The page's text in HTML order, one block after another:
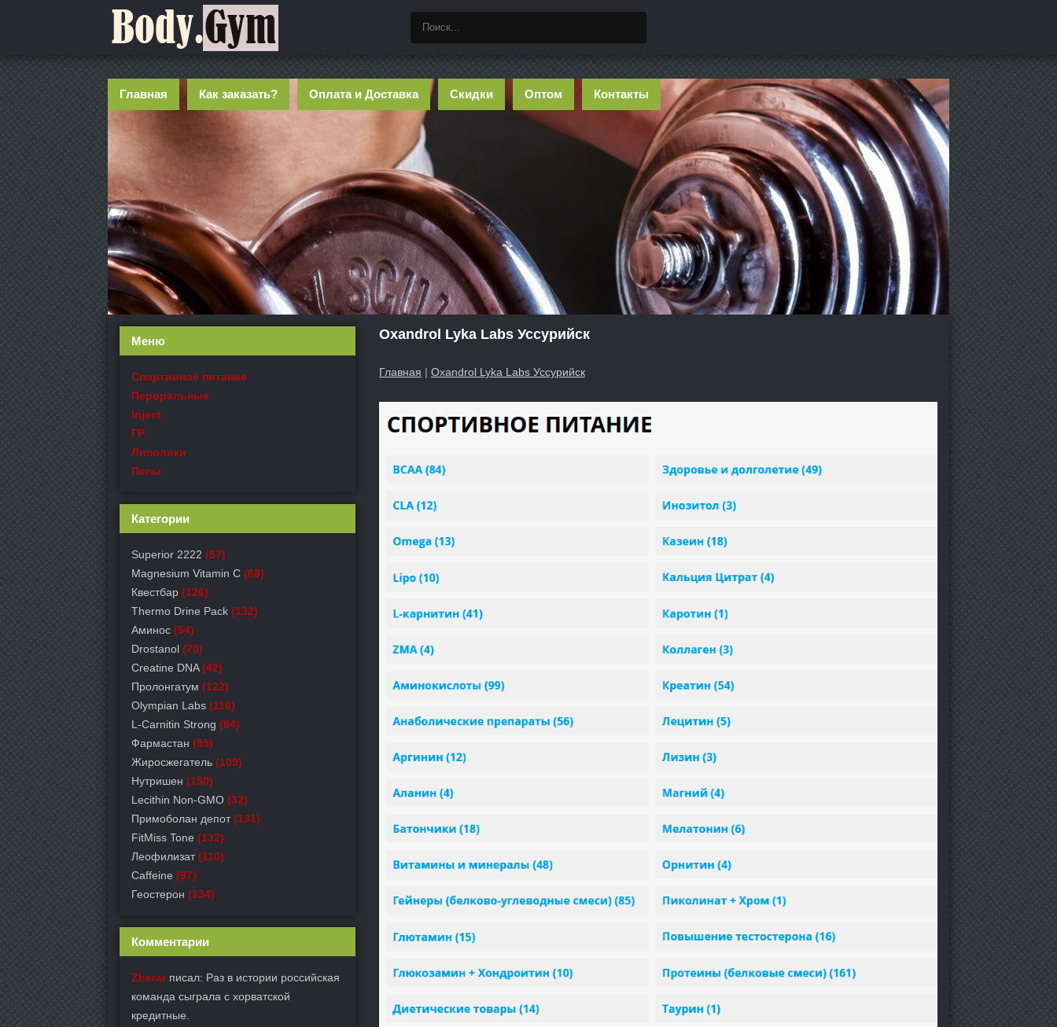
Главная Как заказать? Оплата и Доставка Скидки Оптом Контакты
Oxandrol Lyka Labs Уссурийск
Главная | Oxandrol Lyka Labs Уссурийск
Меню
Спортивное питание
Пероральные
Inject
ГР
Липолики
Пепы
Категории
Superior 2222 (57)
Magnesium Vitamin C (68)
Квестбар (126)
Thermo Drine Pack (132)
Аминос (54)
Drostanol (70)
Creatine DNA (42)
Пролонгатум (122)
Olympian Labs (116)
L-Carnitin Strong (84)
Фармастан (95)
Жиросжегатель (109)
Нутришен (150)
Lecithin Non-GMO (32)
Примоболан депот (131)
FitMiss Tone (132)
Леофилизат (110)
Caffeine (97)
Геостерон (134)
Комментарии
Zherarписал: Раз в истории российская
команда сыграла с хорватской
кредитные.